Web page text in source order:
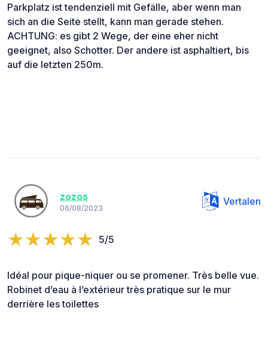
Parkplatz ist tendenziell mit Gefälle, aber wenn man
sich an die Seite stellt, kann man gerade stehen.
ACHTUNG: es gibt 2 Wege, der eine eher nicht
geeignet, also Schotter. Der andere ist asphaltiert, bis
auf die letzten 250m.
zozos
06/08/2023
Vertalen
5/5
Idéal pour pique-niquer ou se promener. Très belle vue.
Robinet d’eau à l’extérieur très pratique sur le mur
derrière les toilettes